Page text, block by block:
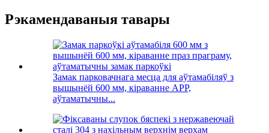
Рэкамендаваныя тавары
Замак парковачнага месца для аўтамабіляў з
вышынёй 600 мм, кіраванне APP,
аўтаматычны...